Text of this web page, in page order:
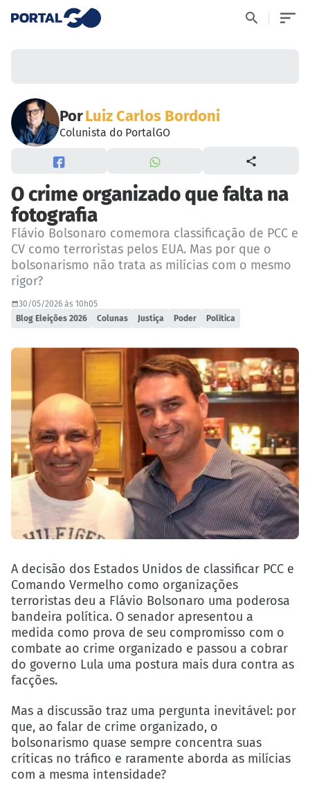
PorLuiz Carlos Bordoni
Colunista do PortalGO
O crime organizado que falta na
fotografia
Flávio Bolsonaro comemora classificação de PCC e
CV como terroristas pelos EUA. Mas por que o
bolsonarismo não trata as milícias com o mesmo
rigor?
30/05/2026 às 10h05
Blog Eleições 2026
Colunas Justiça Poder Política
A decisão dos Estados Unidos de classificar PCC e
Comando Vermelho como organizações
terroristas deu a Flávio Bolsonaro uma poderosa
bandeira política. O senador apresentou a
medida como prova de seu compromisso com o
combate ao crime organizado e passou a cobrar
do governo Lula uma postura mais dura contra as
facções.
Mas a discussão traz uma pergunta inevitável: por
que, ao falar de crime organizado, o
bolsonarismo quase sempre concentra suas
críticas no tráfico e raramente aborda as milícias
com a mesma intensidade?